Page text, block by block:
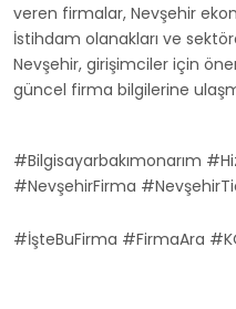
veren firmalar, Nevşehir
İstihdam olanakları ve
Nevşehir, girişimciler için
güncel firma bilgilerine
#Bilgisayarbakımonarım
#NevşehirFirma
#İşteBuFirma #FirmaAra